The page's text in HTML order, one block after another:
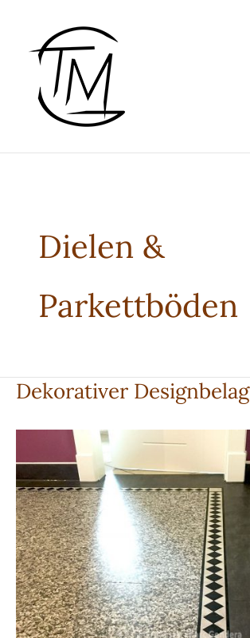
springen
Dielen &
Parkettböden
Dekorativer Designbelag